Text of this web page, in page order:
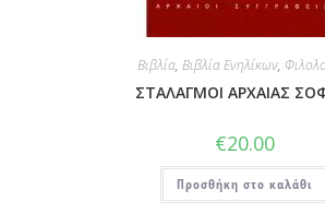
Βιβλία, Βιβλία Ενηλίκων,
ΣΤΑΛΑΓΜΟΙ ΑΡΧΑΙΑΣ
€20.00
Προσθήκη στο καλάθι